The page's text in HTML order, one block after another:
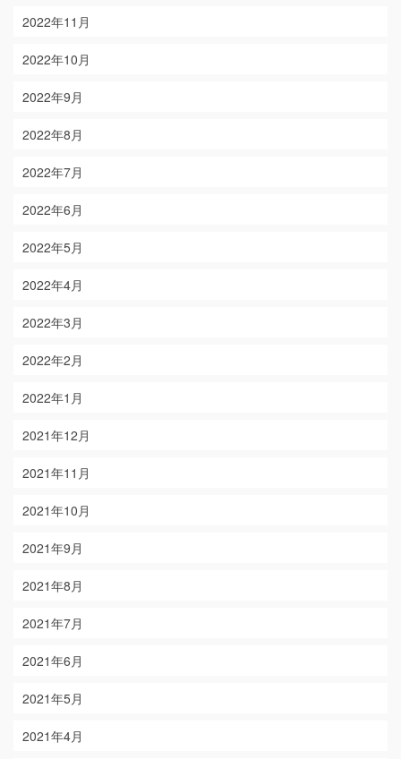
2022年11月
2022年10月
2022年9月
2022年8月
2022年7月
2022年6月
2022年5月
2022年4月
2022年3月
2022年2月
2022年1月
2021年12月
2021年11月
2021年10月
2021年9月
2021年8月
2021年7月
2021年6月
2021年5月
2021年4月